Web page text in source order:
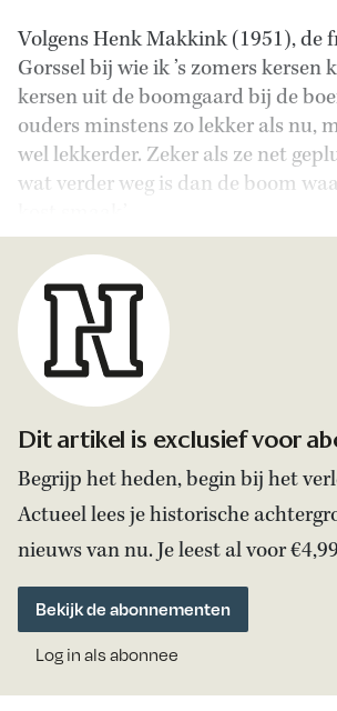
Volgens Henk Makkink (1951), de
Gorssel bij wie ik ’s zomers kersen
kersen uit de boomgaard bij de
ouders minstens zo lekker als nu,
wel lekkerder. Zeker als ze net
wat verder weg is dan de boom
Dit artikel is exclusief voor
Begrijp het heden, begin bij het
Actueel lees je historische
nieuws van nu. Je leest al voor
Bekijk de abonnementen
Log in als abonnee